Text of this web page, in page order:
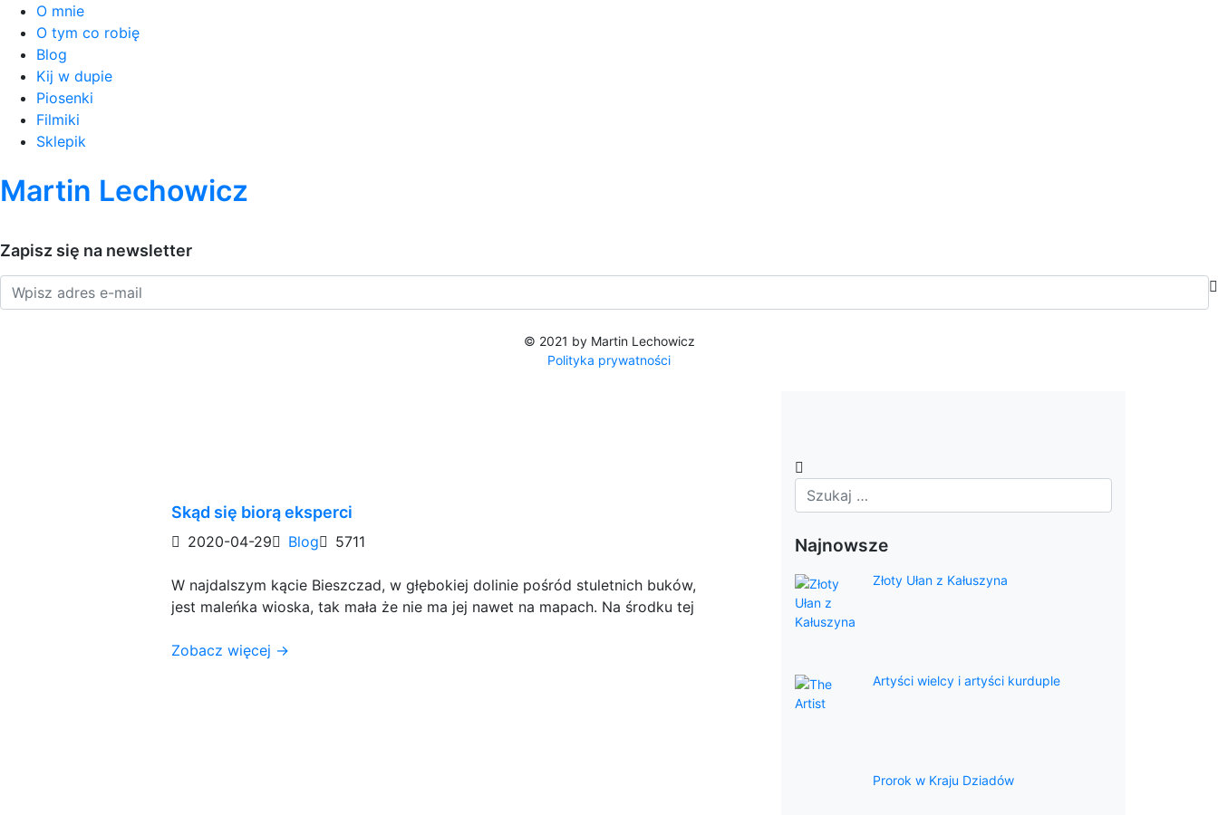
O mnie
O tym co robię
Blog
Kij w dupie
Piosenki
Filmiki
Sklepik
Martin Lechowicz
Zapisz się na newsletter
© 2021 by Martin Lechowicz
Polityka prywatności
Skąd się biorą eksperci
2020-04-29 Blog 5711
W najdalszym kącie Bieszczad, w głębokiej dolinie pośród stuletnich buków,
jest maleńka wioska, tak mała że nie ma jej nawet na mapach. Na środku tej
Zobacz więcej →
Najnowsze
Złoty Ułan z Kałuszyna
Artyści wielcy i artyści kurduple
Prorok w Kraju Dziadów